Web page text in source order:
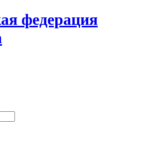
федерация